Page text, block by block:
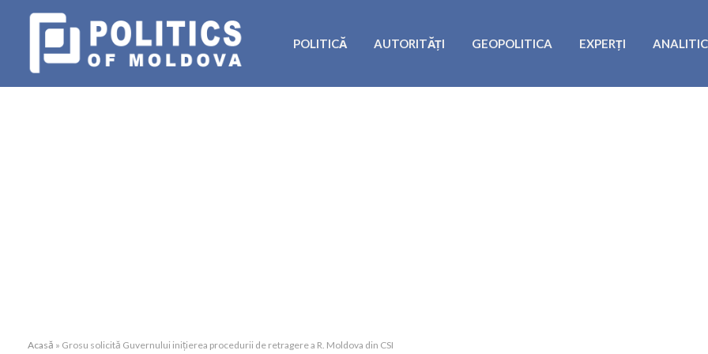
POLITICĂ AUTORITĂȚI GEOPOLITICA EXPERȚI
Acasă » Grosu solicită Guvernului inițierea procedurii de retragere a R. Moldova din CSI